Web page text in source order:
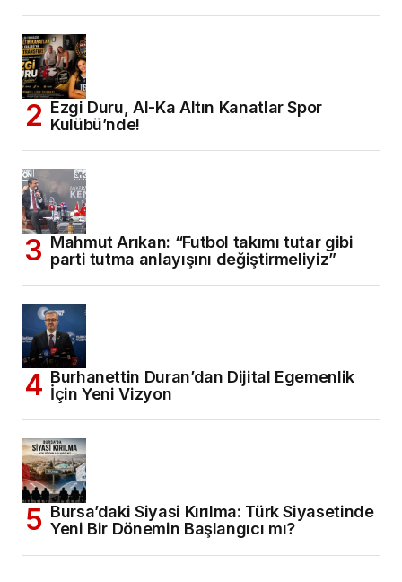
Ezgi Duru, Al-Ka Altın Kanatlar Spor
Kulübü’nde!
Mahmut Arıkan: “Futbol takımı tutar gibi
parti tutma anlayışını değiştirmeliyiz”
Burhanettin Duran’dan Dijital Egemenlik
İçin Yeni Vizyon
Bursa’daki Siyasi Kırılma: Türk Siyasetinde
Yeni Bir Dönemin Başlangıcı mı?